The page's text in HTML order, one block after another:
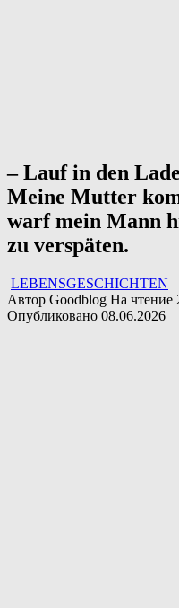
– Lauf in den
Meine Mutter
warf mein Mann
zu verspäten.
LEBENSGESCHICHTEN
Автор Goodblog На чтение
Опубликовано 08.06.2026